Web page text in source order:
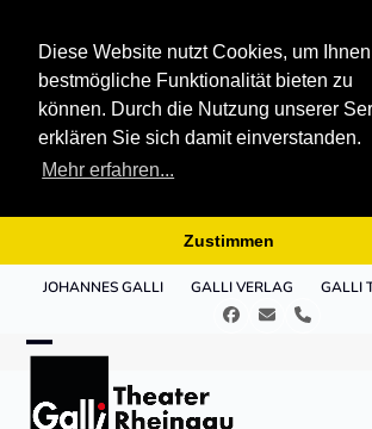
Diese Website nutzt Cookies, um
bestmögliche Funktionalität bieten zu
können. Durch die Nutzung unserer
erklären Sie sich damit einverstanden.
Mehr erfahren...
Zustimmen
JOHANNES GALLI GALLI VERLAG GALLI
Facebook
E- Telefon
mobile
mobile